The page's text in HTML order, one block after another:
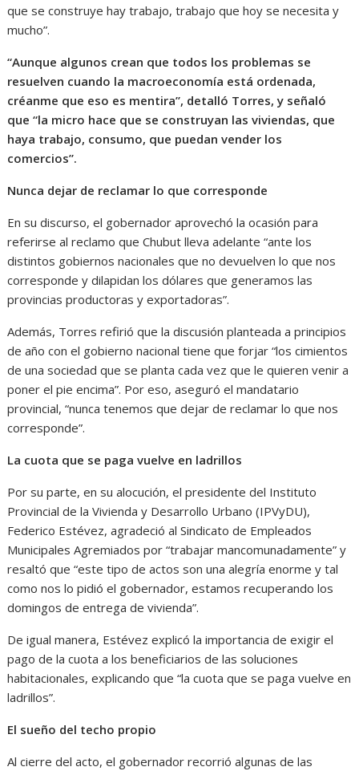
que se construye hay trabajo, trabajo que hoy se necesita y
mucho”.
“Aunque algunos crean que todos los problemas se
resuelven cuando la macroeconomía está ordenada,
créanme que eso es mentira”, detalló Torres, y señaló
que “la micro hace que se construyan las viviendas, que
haya trabajo, consumo, que puedan vender los
comercios”.
Nunca dejar de reclamar lo que corresponde
En su discurso, el gobernador aprovechó la ocasión para
referirse al reclamo que Chubut lleva adelante “ante los
distintos gobiernos nacionales que no devuelven lo que nos
corresponde y dilapidan los dólares que generamos las
provincias productoras y exportadoras”.
Además, Torres refirió que la discusión planteada a principios
de año con el gobierno nacional tiene que forjar “los cimientos
de una sociedad que se planta cada vez que le quieren venir a
poner el pie encima”. Por eso, aseguró el mandatario
provincial, “nunca tenemos que dejar de reclamar lo que nos
corresponde”.
La cuota que se paga vuelve en ladrillos
Por su parte, en su alocución, el presidente del Instituto
Provincial de la Vivienda y Desarrollo Urbano (IPVyDU),
Federico Estévez, agradeció al Sindicato de Empleados
Municipales Agremiados por “trabajar mancomunadamente” y
resaltó que “este tipo de actos son una alegría enorme y tal
como nos lo pidió el gobernador, estamos recuperando los
domingos de entrega de vivienda”.
De igual manera, Estévez explicó la importancia de exigir el
pago de la cuota a los beneficiarios de las soluciones
habitacionales, explicando que “la cuota que se paga vuelve en
ladrillos”.
El sueño del techo propio
Al cierre del acto, el gobernador recorrió algunas de las